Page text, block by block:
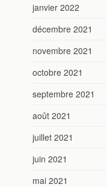
janvier 2022
décembre 2021
novembre 2021
octobre 2021
septembre 2021
août 2021
juillet 2021
juin 2021
mai 2021